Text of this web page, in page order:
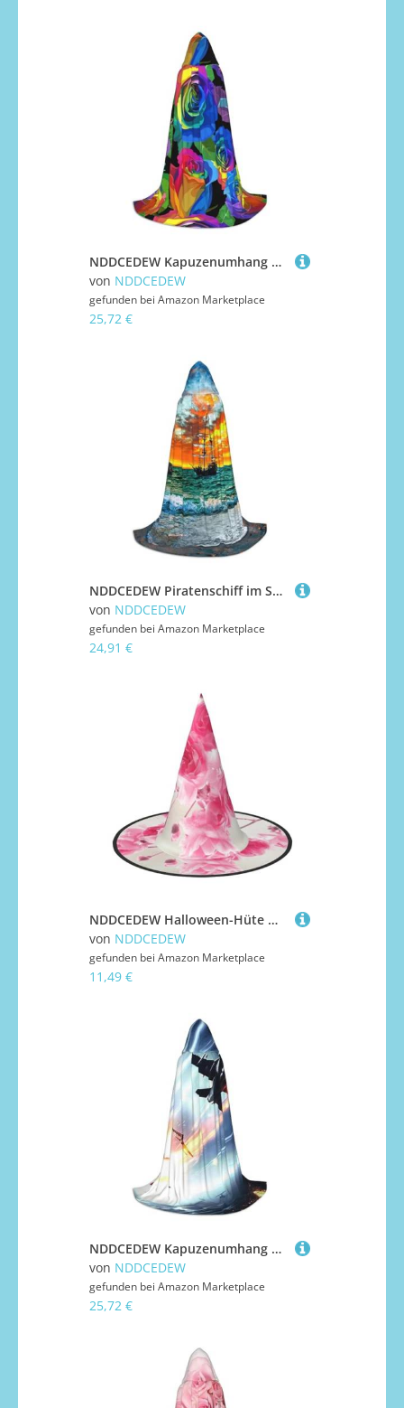
NDDCEDEW Kapuzenumhang mit mehrfarbigem Rosenmuster, für Teenager, bodenlanger Kapuzenumhang
von NDDCEDEW
gefunden bei Amazon Marketplace
25,72 €
NDDCEDEW Piratenschiff im Sonnenuntergang Druck Kapuzenumhang für Jugendliche Bodenlang Kapuzenumhang
von NDDCEDEW
gefunden bei Amazon Marketplace
24,91 €
NDDCEDEW Halloween-Hüte mit rosa Blumen, Hexen-Zauberer-Hüte für Feste, Cosplay
von NDDCEDEW
gefunden bei Amazon Marketplace
11,49 €
NDDCEDEW Kapuzenumhang mit Flugzeugdruck, für Teenager, bodenlanger Kapuzenumhang
von NDDCEDEW
gefunden bei Amazon Marketplace
25,72 €